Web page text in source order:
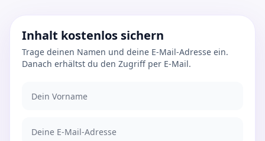
Inhalt kostenlos sichern
Trage deinen Namen und deine E-Mail-Adresse ein.
Danach erhältst du den Zugriff per E-Mail.